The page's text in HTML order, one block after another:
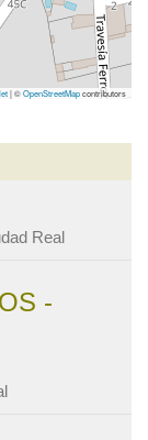
|©OpenStreetMapcontributors
Real
-